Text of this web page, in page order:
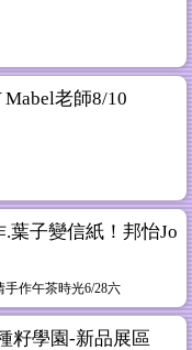
老師8/10
葉子變信紙！邦怡Jo
作午茶時光6/28六
籽學園-新品展區